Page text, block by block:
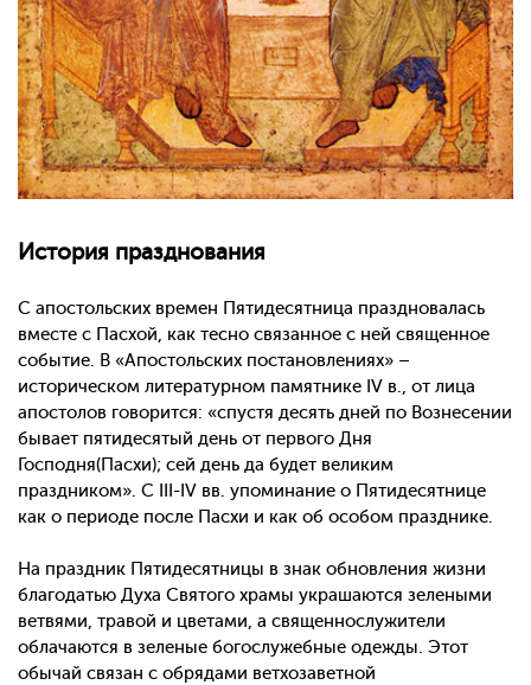
История празднования
С апостольских времен Пятидесятница праздновалась
вместе с Пасхой, как тесно связанное с ней священное
событие. В «Апостольских постановлениях» –
историческом литературном памятнике IV в., от лица
апостолов говорится: «спустя десять дней по Вознесении
бывает пятидесятый день от первого Дня
Господня(Пасхи); сей день да будет великим
праздником». С III-IV вв. упоминание о Пятидесятнице
как о периоде после Пасхи и как об особом празднике.
На праздник Пятидесятницы в знак обновления жизни
благодатью Духа Святого храмы украшаются зелеными
ветвями, травой и цветами, а священнослужители
облачаются в зеленые богослужебные одежды. Этот
обычай связан с обрядами ветхозаветной